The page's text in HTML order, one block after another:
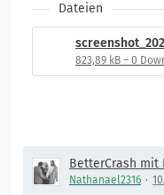
Dateien
823,89 kB – 0
BetterCrash mit
Nathanael2316